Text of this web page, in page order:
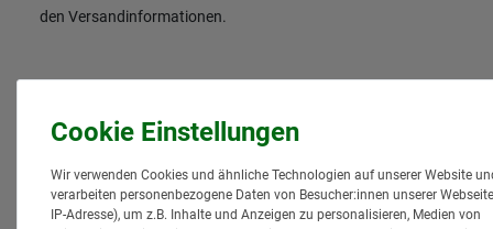
den Versandinformationen.
Wir verwenden Cookies und ähnliche Technologien auf unserer Website
verarbeiten personenbezogene Daten von Besucher:innen unserer
IP-Adresse), um z.B. Inhalte und Anzeigen zu personalisieren, Medien von